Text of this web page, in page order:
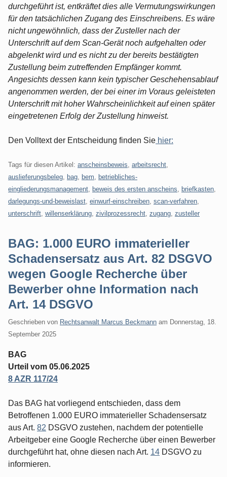
durchgeführt ist, entkräftet dies alle Vermutungswirkungen
für den tatsächlichen Zugang des Einschreibens. Es wäre
nicht ungewöhnlich, dass der Zusteller nach der
Unterschrift auf dem Scan-Gerät noch aufgehalten oder
abgelenkt wird und es nicht zu der bereits bestätigten
Zustellung beim zutreffenden Empfänger kommt.
Angesichts dessen kann kein typischer Geschehensablauf
angenommen werden, der bei einer im Voraus geleisteten
Unterschrift mit hoher Wahrscheinlichkeit auf einen später
eingetretenen Erfolg der Zustellung hinweist.
Den Volltext der Entscheidung finden Sie hier:
Tags für diesen Artikel: anscheinsbeweis arbeitsrecht
auslieferungsbeleg
bag bem
betriebliches-
eingliederungsmanagement
beweis des ersten anscheins briefkasten
darlegungs-und-beweislast einwurf-einschreiben scan-verfahren
unterschrift willenserklärung zivilprozessrecht zugang zusteller
BAG: 1.000 EURO immaterieller
Schadensersatz aus Art. 82 DSGVO
wegen Google Recherche über
Bewerber ohne Information nach
Art. 14 DSGVO
Geschrieben von Rechtsanwalt Marcus Beckmann am Donnerstag, 18.
September 2025
BAG
Urteil vom 05.06.2025
8 AZR 117/24
Das BAG hat vorliegend entschieden, dass dem
Betroffenen 1.000 EURO immaterieller Schadensersatz
aus Art. 82 DSGVO zustehen, nachdem der potentielle
Arbeitgeber eine Google Recherche über einen Bewerber
durchgeführt hat, ohne diesen nach Art. 14 DSGVO zu
informieren.